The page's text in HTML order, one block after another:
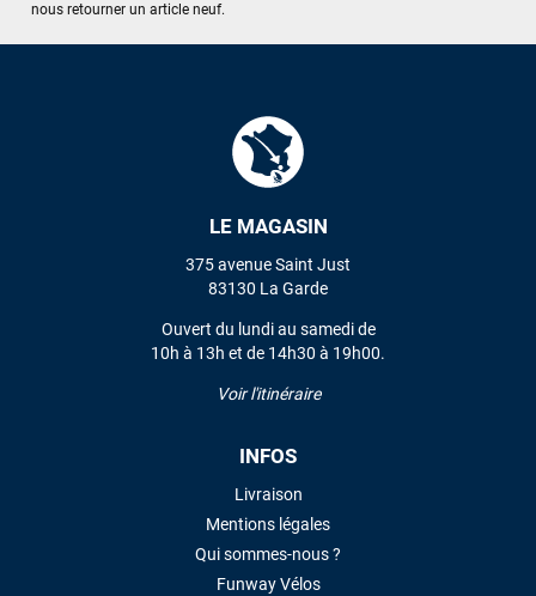
nous retourner un article neuf.
LE MAGASIN
375 avenue Saint Just
83130 La Garde
Ouvert du lundi au samedi de
10h à 13h et de 14h30 à 19h00.
Voir l'itinéraire
INFOS
Livraison
Mentions légales
Qui sommes-nous ?
Funway Vélos